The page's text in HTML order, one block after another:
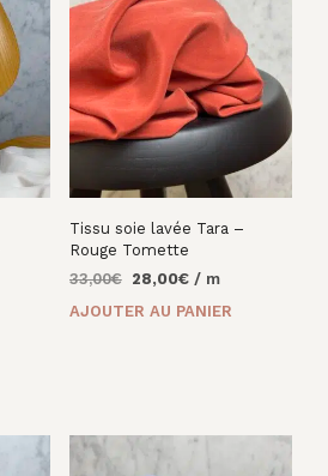
Tissu soie lavée Tara –
Rouge Tomette
33,00€
Le
28,00€Le/ m
AJOUTER AU PANIER